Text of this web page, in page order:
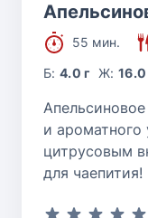
55 мин.
Б:4.0 г Ж: 16.0
и
цитрусовым
для чаепития!